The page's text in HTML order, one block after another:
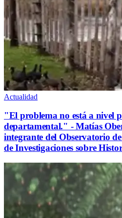
Actualidad
"El problema no está a nivel
departamental." - Matías
integrante del Observatorio
de Investigaciones sobre